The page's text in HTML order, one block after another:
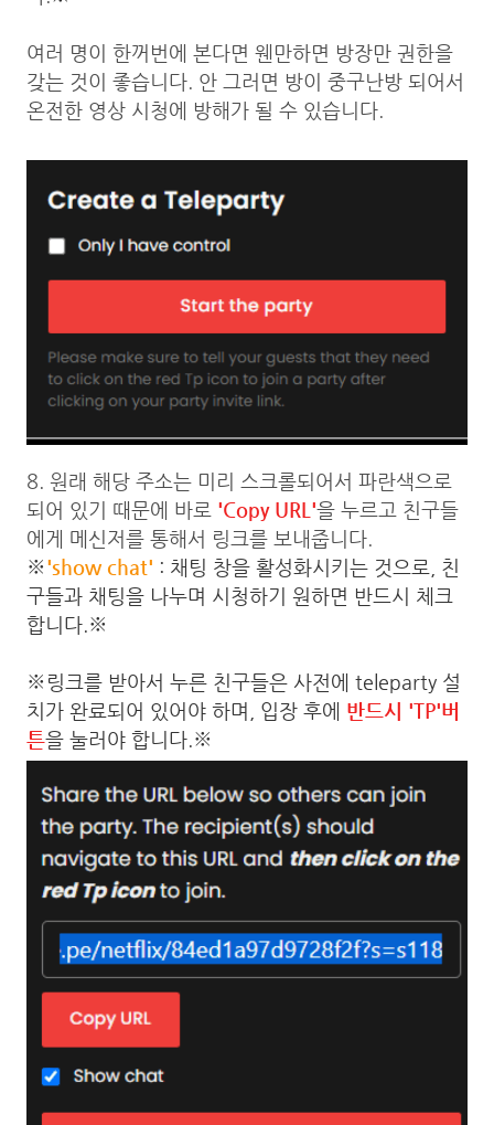
여러 명이 한꺼번에 본다면 웬만하면 방장만 권한을
갖는 것이 좋습니다. 안 그러면 방이 중구난방 되어서
온전한 영상 시청에 방해가 될 수 있습니다.
8. 원래 해당 주소는 미리 스크롤되어서 파란색으로
되어 있기 때문에 바로 'Copy URL'을 누르고 친구들
에게 메신저를 통해서 링크를 보내줍니다.
※ 'show chat' : 채팅 창을 활성화시키는 것으로, 친
구들과 채팅을 나누며 시청하기 원하면 반드시 체크
합니다.※
※링크를 받아서 누른 친구들은 사전에 teleparty 설
치가 완료되어 있어야 하며, 입장 후에 반드시 'TP'버
튼을 눌러야 합니다.※